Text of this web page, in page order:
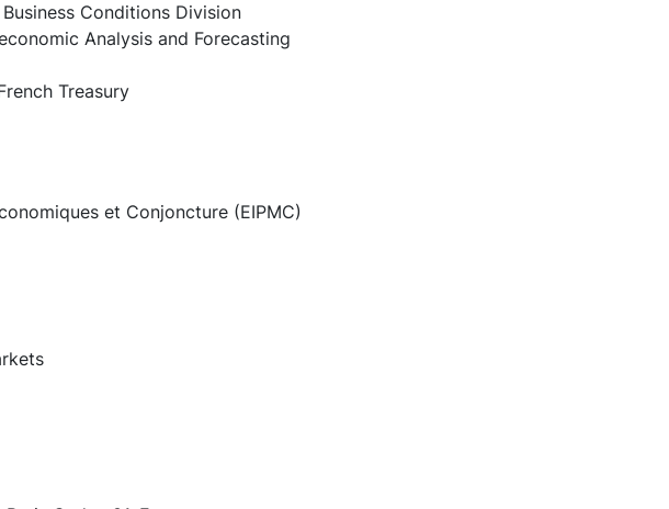
Conditions Division
Analysis and Forecasting
Treasury
et Conjoncture (EIPMC)